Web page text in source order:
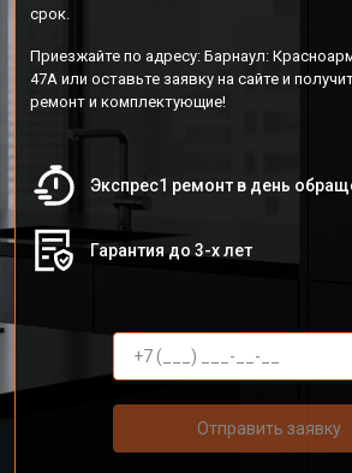
срок.
Приезжайте по адресу: Барнаул:
47А или оставьте заявку на сайте и
ремонт и комплектующие!
Экспрес1 ремонт в день
Гарантия до 3-х лет
Отправить заявку